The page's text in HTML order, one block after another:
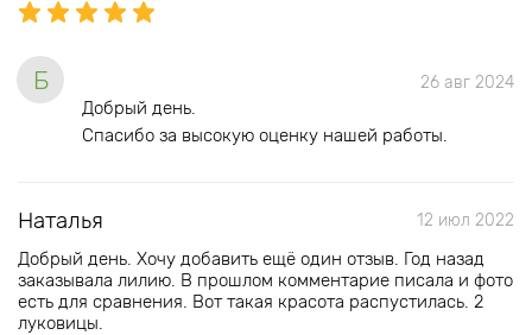
Б 26 авг 2024
Добрый день.
Спасибо за высокую оценку нашей работы.
Наталья 12 июл 2022
Добрый день. Хочу добавить ещё один отзыв. Год назад
заказывала лилию. В прошлом комментарие писала и фото
есть для сравнения. Вот такая красота распустилась. 2
луковицы.